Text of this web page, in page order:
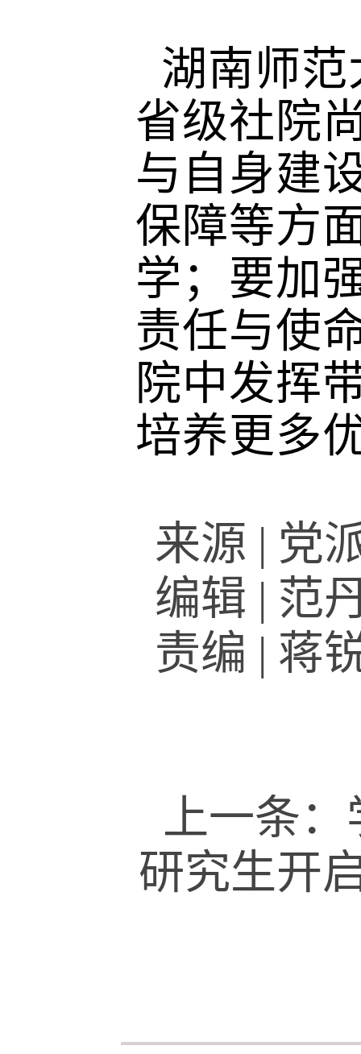
湖南师
省级社院
与自身建
保障等方
学；要加
责任与使
院中发挥
培养更多
来源 | 党
编辑 | 范
责编 | 蒋
上一条：
研究生开